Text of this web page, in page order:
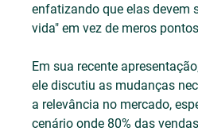
enfatizando que elas devem
vida" em vez de meros
Em sua recente
ele discutiu as mudanças
a relevância no mercado,
cenário onde 80% das